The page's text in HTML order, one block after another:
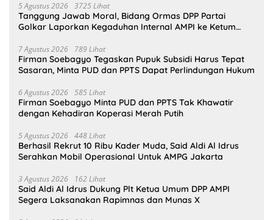
5 Agustus 2026 3725 Lihat
Tanggung Jawab Moral, Bidang Ormas DPP Partai
Golkar Laporkan Kegaduhan Internal AMPI ke Ketum
7 Agustus 2026 789 Lihat
Firman Soebagyo Tegaskan Pupuk Subsidi Harus Tepat
Sasaran, Minta PUD dan PPTS Dapat Perlindungan Hukum
6 Agustus 2026 585 Lihat
Firman Soebagyo Minta PUD dan PPTS Tak Khawatir
dengan Kehadiran Koperasi Merah Putih
5 Agustus 2026 448 Lihat
Berhasil Rekrut 10 Ribu Kader Muda, Said Aldi Al Idrus
Serahkan Mobil Operasional Untuk AMPG Jakarta
3 Agustus 2026 162 Lihat
Said Aldi Al Idrus Dukung Plt Ketua Umum DPP AMPI
Segera Laksanakan Rapimnas dan Munas X